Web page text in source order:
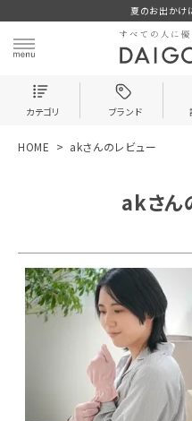
夏のお出かけ
カテゴリ ブランド
新着＆再入荷商品
カテゴリーから探す
HOME akさんのレビュー
akさん